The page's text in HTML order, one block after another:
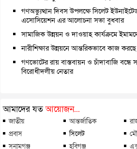
গণঅভ্যুত্থান দিবস উপলক্ষে সিলেট
এসোসিয়েশন এর আলোচনা সভা বুধবার
সামাজিক উন্নয়ন ও দাওয়াহ কার্যক্রমে
নারীশিক্ষার উন্নয়নে আন্তরিকভাবে কাজ
গণভোটের রায় বাস্তবায়ন ও চাঁদাবাজি বন্ধে
বিরোধীদলীয় নেতার
আমাদের যতআয়োজন...
জাতীয় আন্তর্জাতিক
প্রবাস
সিলেট
সুনামগঞ্জ
হবিগঞ্জ